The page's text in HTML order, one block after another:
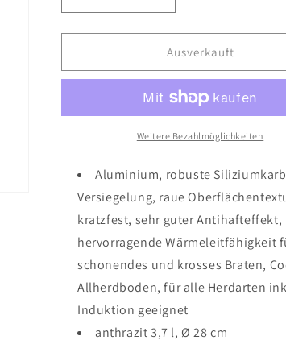
die
Menge
Wokpfanne
die
Menge
für
Wokpfanne
adamant
Ø28cm
Ausverkauft
Weitere Bezahlmöglichkeiten
Aluminium, robuste
Versiegelung, raue
kratzfest, sehr guter Antihafteffekt,
hervorragende Wärmeleitfähigkeit
schonendes und krosses Braten,
Allherdboden, für alle Herdarten
Induktion geeignet
anthrazit 3,7 l, Ø 28 cm